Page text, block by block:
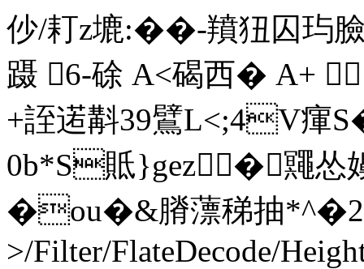
仯/耓z塶:��-羵狃囚
蹑 6-硢 A<碣西� A+
+誈逽斠39鷿L<;4V
0b*S貾}gez�鼆怂
�ou�&膌薸稊抽*^�2
>/Filter/FlateDecode/